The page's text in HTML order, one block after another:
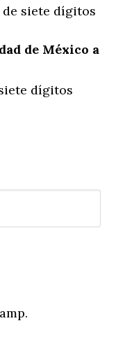
siete dígitos
de México a
dígitos